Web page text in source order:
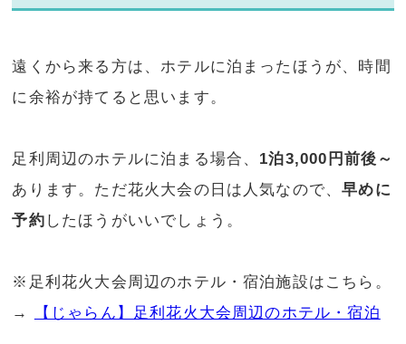
遠くから来る方は、ホテルに泊まったほうが、時間
に余裕が持てると思います。
足利周辺のホテルに泊まる場合、 1泊3,000円前後～
あります。ただ花火大会の日は人気なので、早めに
予約 したほうがいいでしょう。
※足利花火大会周辺のホテル・宿泊施設はこちら。
→
【じゃらん】足利花火大会周辺のホテル・宿泊